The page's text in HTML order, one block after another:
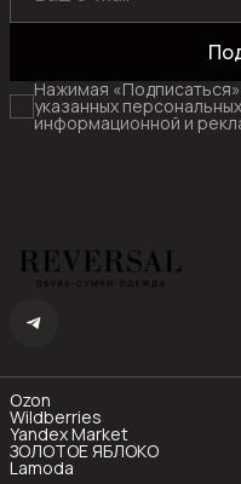
Нажимая
указанных
информационной и
Ozon
Wildberries
Yandex Market
ЗОЛОТОЕ ЯБЛОКО
Lamoda